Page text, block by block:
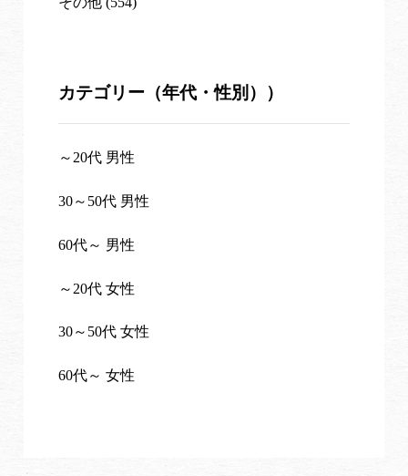
カテゴリー（年代・性別））
～20代 男性
30～50代 男性
60代～ 男性
～20代 女性
30～50代 女性
60代～ 女性